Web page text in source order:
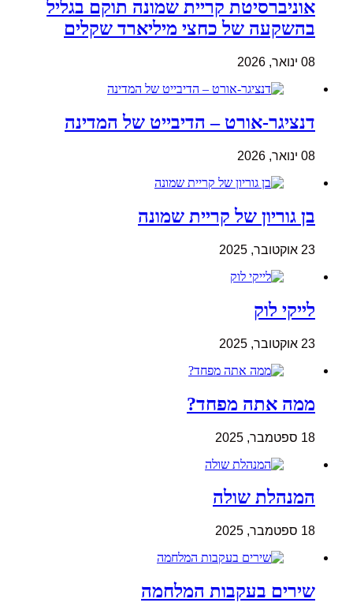
אוניברסיטת קריית שמונה תוקם בגליל
בהשקעה של כחצי מיליארד שקלים
08 ינואר, 2026
דנציגר-אורט – הדיבייט של המדינה
08 ינואר, 2026
בן גוריון של קריית שמונה
23 אוקטובר, 2025
לייקי לוק
23 אוקטובר, 2025
ממה אתה מפחד?
18 ספטמבר, 2025
המנהלת שולה
18 ספטמבר, 2025
שירים בעקבות המלחמה